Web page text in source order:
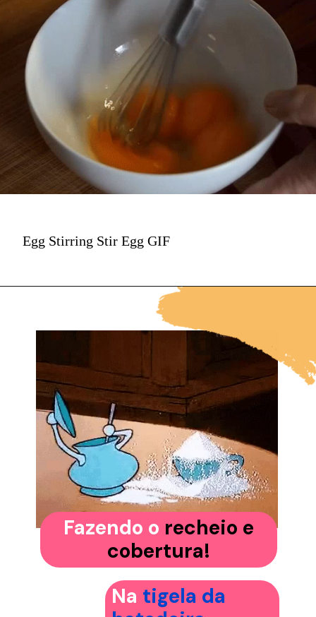
Egg Stirring Stir Egg GIF
Na tigela da
Fazendo o recheio e
cobertura!